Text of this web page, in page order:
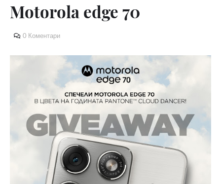
Motorola edge 70
0 Коментари